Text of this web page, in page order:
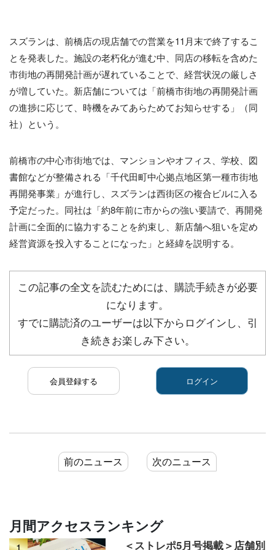
スズランは、前橋店の現店舗での営業を11月末で終了するこ
とを発表した。施設の老朽化が進む中、同店の移転を含めた
市街地の再開発計画が遅れていることで、経営状況の厳しさ
が増していた。新店舗については「前橋市街地の再開発計画
の進捗に応じて、時機をみてあらためてお知らせする」（同
社）という。
前橋市の中心市街地では、マンションやオフィス、学校、図
書館などが整備される「千代田町中心拠点地区第一種市街地
再開発事業」が進行し、スズランは西街区の複合ビルに入る
予定だった。同社は「約8年前に市からの強い要請で、再開発
計画に全面的に協力することを約束し、新店舗へ狙いを定め
経営資源を投入することになった」と経緯を説明する。
この記事の全文を読むためには、購読手続きが必要
になります。
すでに購読済のユーザーは以下からログインし、引
き続きお楽しみ下さい。
会員登録する ログイン
前のニュース 次のニュース
月間アクセスランキング
1 ＜ストレポ5月号掲載＞店舗別